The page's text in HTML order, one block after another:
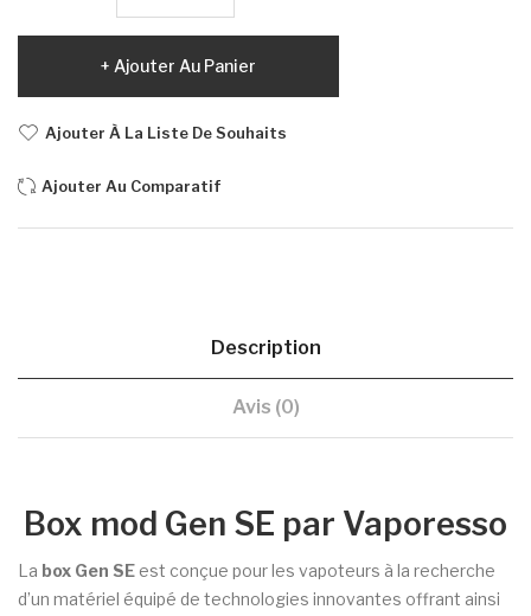
Ajouter Au Panier
Ajouter À La Liste De Souhaits
Ajouter Au Comparatif
Description
Avis (0)
Box mod Gen SE par Vaporesso
La box Gen SE est conçue pour les vapoteurs à la recherche
d’un matériel équipé de technologies innovantes offrant ainsi